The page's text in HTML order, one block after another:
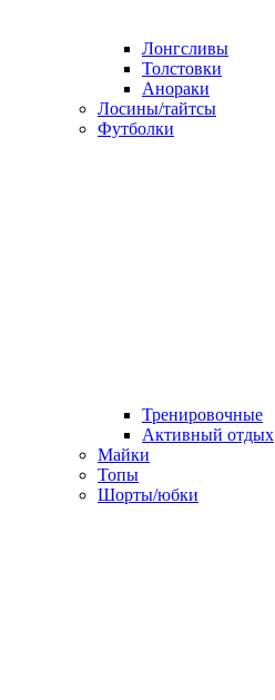
Лонгсливы
Толстовки
Анораки
Лосины/тайтсы
Футболки
Тренировочные
Активный отдых
Майки
Топы
Шорты/юбки